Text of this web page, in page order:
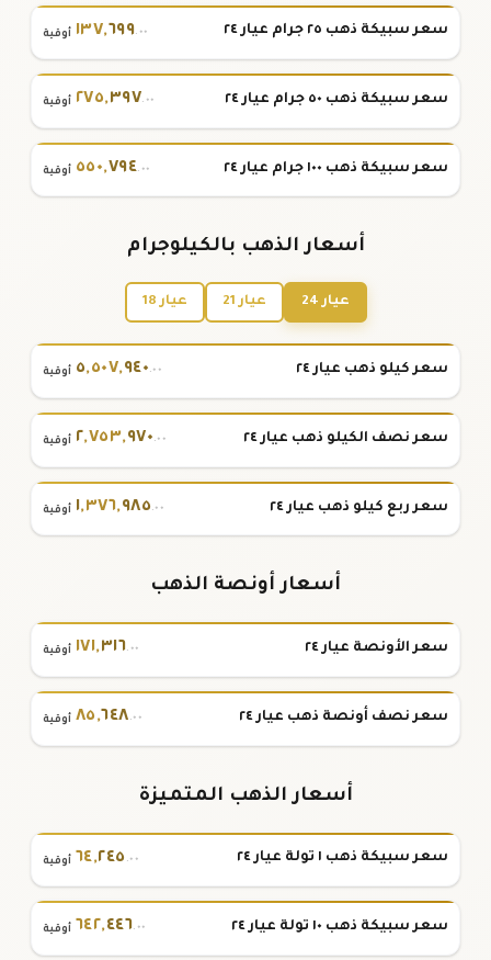
سعر سبيكة ذهب ٢٥ جرام عيار ٢٤ ١٣٧,٦٩٩.٠٠ أوقية
سعر سبيكة ذهب ٥٠ جرام عيار ٢٤ ٢٧٥,٣٩٧.٠٠ أوقية
سعر سبيكة ذهب ١٠٠ جرام عيار ٢٤ ٥٥٠,٧٩٤.٠٠ أوقية
أسعار الذهب بالكيلوجرام
عيار 24 عيار 21 عيار 18
سعر كيلو ذهب عيار ٢٤ ٥,٥٠٧,٩٤٠.٠٠ أوقية
سعر نصف الكيلو ذهب عيار ٢٤ ٢,٧٥٣,٩٧٠.٠٠ أوقية
سعر ربع كيلو ذهب عيار ٢٤ ١,٣٧٦,٩٨٥.٠٠ أوقية
أسعار أونصة الذهب
سعر الأونصة عيار ٢٤ ١٧١,٣١٦.٠٠ أوقية
سعر نصف أونصة ذهب عيار ٢٤ ٨٥,٦٤٨.٠٠ أوقية
أسعار الذهب المتميزة
سعر سبيكة ذهب ١ تولة عيار ٢٤ ٦٤,٢٤٥ .٠٠ أوقية
سعر سبيكة ذهب ١٠ تولة عيار ٢٤ ٦٤٢,٤٤٦.٠٠ أوقية